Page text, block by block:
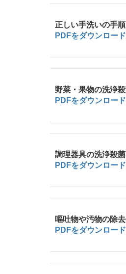
正しい手洗いの手
PDFをダウンロード
野菜・果物の洗浄
PDFをダウンロード
調理器具の洗浄殺
PDFをダウンロード
嘔吐物や汚物の除
PDFをダウンロード